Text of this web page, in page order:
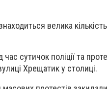
велика кількість
сутичок поліції та
Хрещатик у столиці.